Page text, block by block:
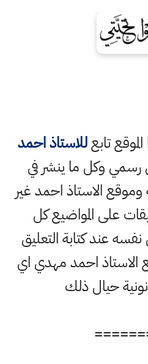
تابعللاستاذ احمد
وكل ما ينشر في
وموقع الاستاذ احمد غير
على المواضيع كل
عند كتابة التعليق
احمد مهدي اي
حيال ذلك